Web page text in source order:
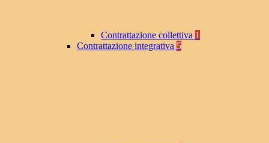
Contrattazione collettiva 1
Contrattazione integrativa 5